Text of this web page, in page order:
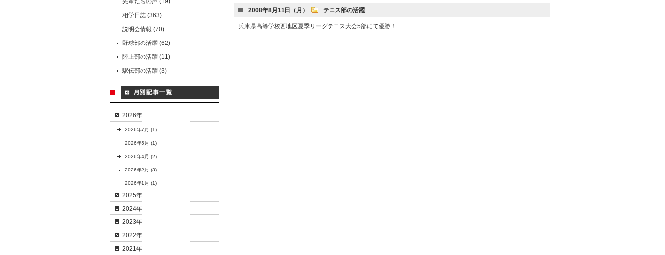
2008年8月11日（月） テニス部の活躍
兵庫県高等学校西地区夏季リーグテニス大会5部にて優勝！
相学日誌 (363)
説明会情報 (70)
野球部の活躍 (62)
陸上部の活躍 (11)
駅伝部の活躍 (3)
2026年
2026年7月 (1)
2026年5月 (1)
2026年4月 (2)
2026年2月 (3)
2026年1月 (1)
2025年
2024年
2023年
2022年
2021年